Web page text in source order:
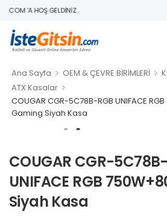
'A HOŞ GELDINIZ..
Ana Sayfa > OEM & ÇEVRE BİRİMLERİ >
ATX Kasalar >
COUGAR CGR-5C78B-RGB UNIFACE
Gaming Siyah Kasa
COUGAR CGR-
UNIFACE RGB
Siyah Kasa